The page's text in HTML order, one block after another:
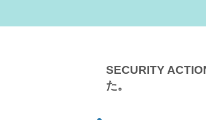
SECURITY
た。